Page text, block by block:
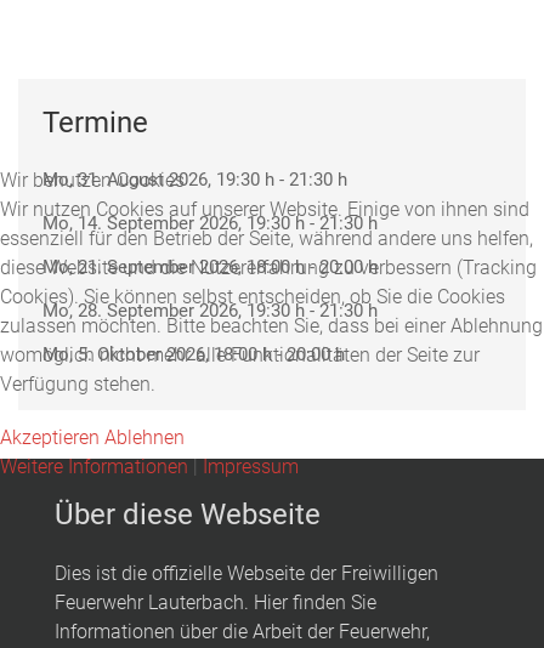
Termine
Mo, 31. August 2026, 19:30 h - 21:30 h
Mo, 14. September 2026, 19:30 h -21:30 h
Mo, 21. September 2026, 18:00 h-20:00 h
Mo, 28. September 2026, 19:30 h-21:30 h
Mo, 5. Oktober 2026, 18:00 h-20:00 h
Über diese Webseite
Dies ist die offizielle Webseite der Freiwilligen
Feuerwehr Lauterbach. Hier finden Sie
Informationen über die Arbeit der Feuerwehr,
Wir benutzen Cookies
Wir nutzen Cookies auf unserer Website. Einige von ihnen sind
essenziell für den Betrieb der Seite, während andere uns helfen,
diese Website und die Nutzererfahrung zu verbessern (Tracking
Cookies). Sie können selbst entscheiden, ob Sie die Cookies
zulassen möchten. Bitte beachten Sie, dass bei einer Ablehnung
womöglich nicht mehr alle Funktionalitäten der Seite zur
Verfügung stehen.
Akzeptieren Ablehnen
Weitere Informationen|Impressum